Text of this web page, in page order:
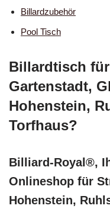
Billardzubehör
Pool Tisch
Billardtisch
Gartenstadt,
Hohenstein,
Torfhaus?
Billiard-Royal®,
Onlineshop für
Hohenstein,